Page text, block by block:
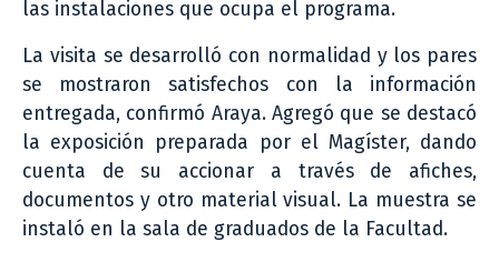
las instalaciones que ocupa el programa.
La visita se desarrolló con normalidad y los pares
se mostraron satisfechos con la información
entregada, confirmó Araya. Agregó que se destacó
la exposición preparada por el Magíster, dando
cuenta de su accionar a través de afiches,
documentos y otro material visual. La muestra se
instaló en la sala de graduados de la Facultad.